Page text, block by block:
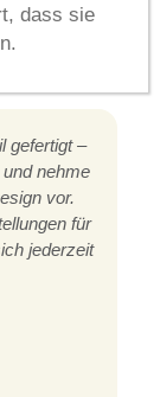
dass sie
gefertigt –
nehme
vor.
für
jederzeit